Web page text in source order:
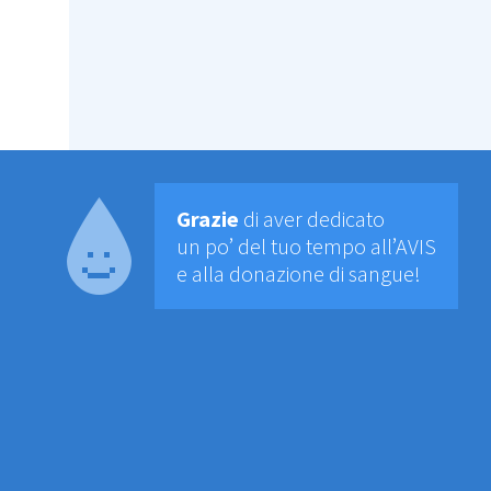
Grazie di aver dedicato
un po’ del tuo tempo all’AVIS
e alla donazione di sangue!